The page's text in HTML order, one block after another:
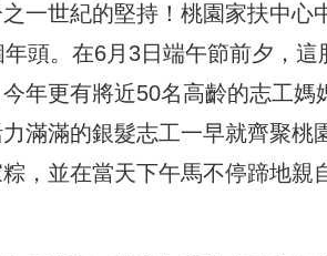
一世紀的堅持！桃園家扶中
頭。在6月3日端午節前夕，
年更有將近50名高齡的志工
滿滿的銀髮志工一早就齊聚
，並在當天下午馬不停蹄地